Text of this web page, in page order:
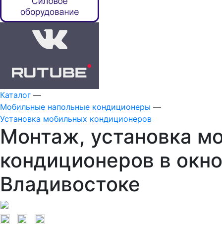
Каталог —
Мобильные напольные кондиционеры —
Установка мобильных кондиционеров
Монтаж, установка
кондиционеров в
Владивостоке